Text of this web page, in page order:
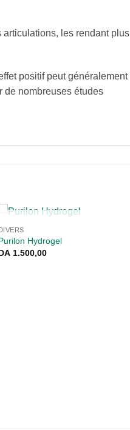
les rendant plus
positif peut généralement
de nombreuses études
RUPTURE DE STOCK
Hydrogel
1.500,00